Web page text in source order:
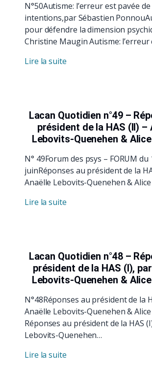
N°50Autisme: l’erreur est pavée
intentions,par Sébastien
pour défendre la dimension
Christine Maugin Autisme: l’erreur
Lire la suite
Lacan Quotidien n°49 –
président de la HAS (II) –
Lebovits-Quenehen &
N° 49Forum des psys – FORUM du
juinRéponses au président de la
Anaëlle Lebovits-Quenehen &
Lire la suite
Lacan Quotidien n°48 –
président de la HAS (I),
Lebovits-Quenehen &
N°48Réponses au président de la
Anaëlle Lebovits-Quenehen &
Réponses au président de la HAS
Lebovits-Quenehen…
Lire la suite